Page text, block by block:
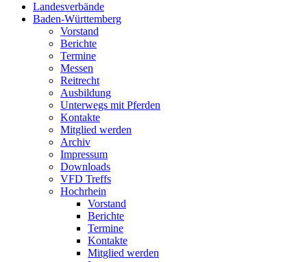
Landesverbände
Baden-Württemberg
Vorstand
Berichte
Termine
Messen
Reitrecht
Ausbildung
Unterwegs mit Pferden
Kontakte
Mitglied werden
Archiv
Impressum
Downloads
VFD Treffs
Hochrhein
Vorstand
Berichte
Termine
Kontakte
Mitglied werden